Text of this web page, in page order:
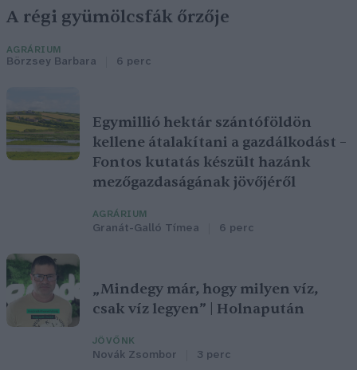
A régi gyümölcsfák őrzője
AGRÁRIUM
Börzsey Barbara 6 perc
Egymillió hektár szántóföldön
kellene átalakítani a gazdálkodást –
Fontos kutatás készült hazánk
mezőgazdaságának jövőjéről
AGRÁRIUM
Granát-Galló Tímea 6 perc
„Mindegy már, hogy milyen víz,
csak víz legyen” | Holnapután
JÖVŐNK
Novák Zsombor 3 perc